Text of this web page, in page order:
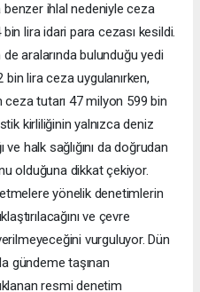
benzer ihlal nedeniyle ceza
lira idari para cezası kesildi.
aralarında bulunduğu yedi
lira ceza uygulanırken,
tutarı 47 milyon 599 bin
kirliliğinin yalnızca deniz
ve halk sağlığını da doğrudan
olduğuna dikkat çekiyor.
yönelik denetimlerin
ve çevre
vurguluyor. Dün
gündeme taşınan
resmi denetim